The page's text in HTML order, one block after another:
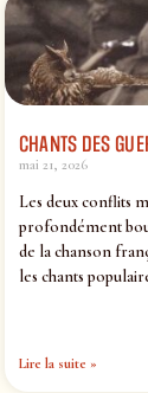
CHANTS DES
mai 21, 2026
Les deux conflits
profondément
de la chanson
les chants
Lire la suite »